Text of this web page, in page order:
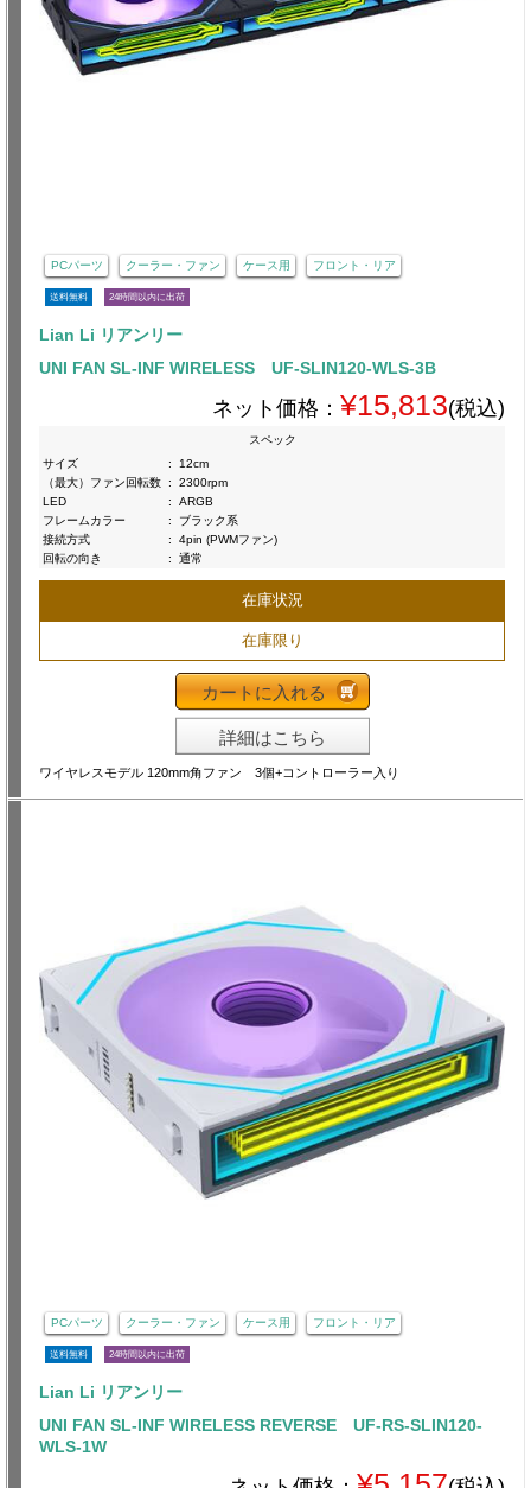
PCパーツ クーラー・ファン ケース用 フロント・リア
送料無料 24時間以内に出荷
Lian Li リアンリー
UNI FAN SL-INF WIRELESS UF-SLIN120-WLS-3B
ネット価格： ¥15,813(税込)
スペック
サイズ
:
12cm
（最大）ファン回転数 :
2300rpm
LED
:
ARGB
フレームカラー
:
ブラック系
接続方式
:
4pin (PWMファン)
回転の向き
: 通常
在庫状況
在庫限り
カートに入れる
詳細はこちら
ワイヤレスモデル 120mm角ファン 3個+コントローラー入り
PCパーツ クーラー・ファン ケース用 フロント・リア
送料無料 24時間以内に出荷
Lian Li リアンリー
UNI FAN SL-INF WIRELESS REVERSE UF-RS-SLIN120-
WLS-1W